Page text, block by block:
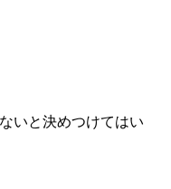
いと決めつけてはい